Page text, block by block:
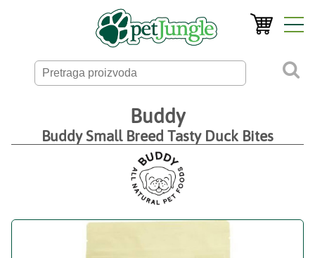
Buddy
Buddy Small Breed Tasty Duck Bites